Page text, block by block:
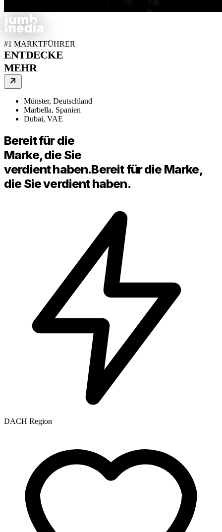
#1 MARKTFÜHRER
ENTDECKE
MEHR
Münster, Deutschland
Marbella, Spanien
Dubai, VAE
Bereit für die
Marke, die Sie
verdient haben.Bereit für die Marke,
die Sie verdient haben.
DACH Region